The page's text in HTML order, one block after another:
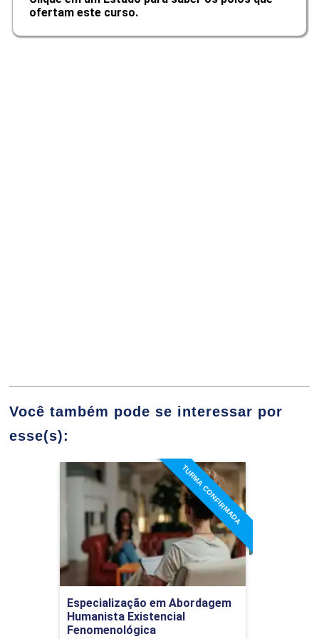
10h
Introduzindo o Pensamento
10h
Emergência do Cognitivismo:
ofertam este curso.
Você também pode se interessar por
esse(s):
Especialização em Abordagem
Humanista Existencial
Fenomenológica
TURMA CONFIRMADA
Especialização em
Abordagem Humanista
Existencial Fenomenológica
Detalhes do curso